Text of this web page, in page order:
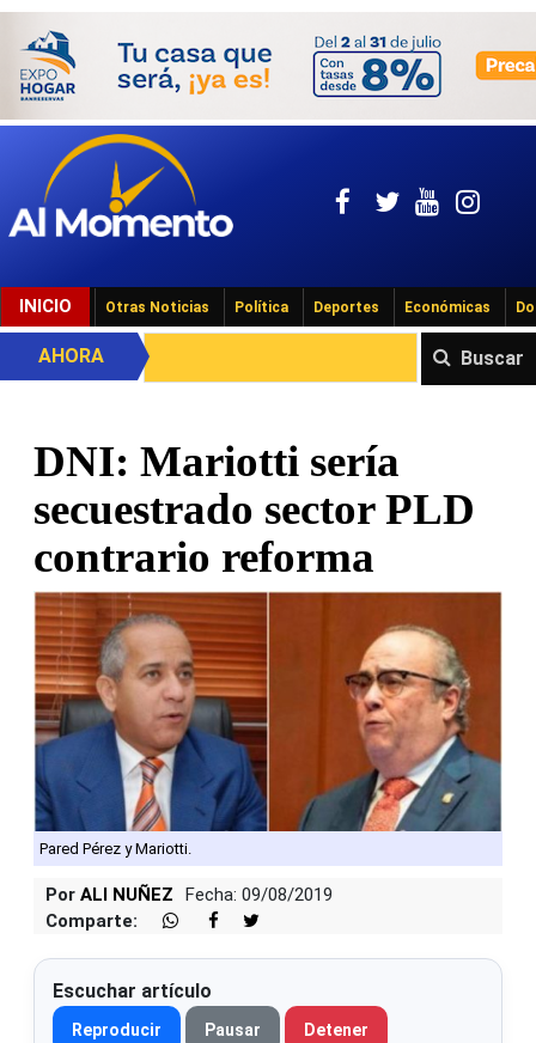
INICIO Otras Noticias Política Deportes Económicas
Buscar
AHORA
DNI: Mariotti sería
secuestrado sector PLD
contrario reforma
Pared Pérez y Mariotti.
Por ALI NUÑEZ
Fecha: 09/08/2019
Comparte:
Escuchar artículo
Reproducir Pausar Detener